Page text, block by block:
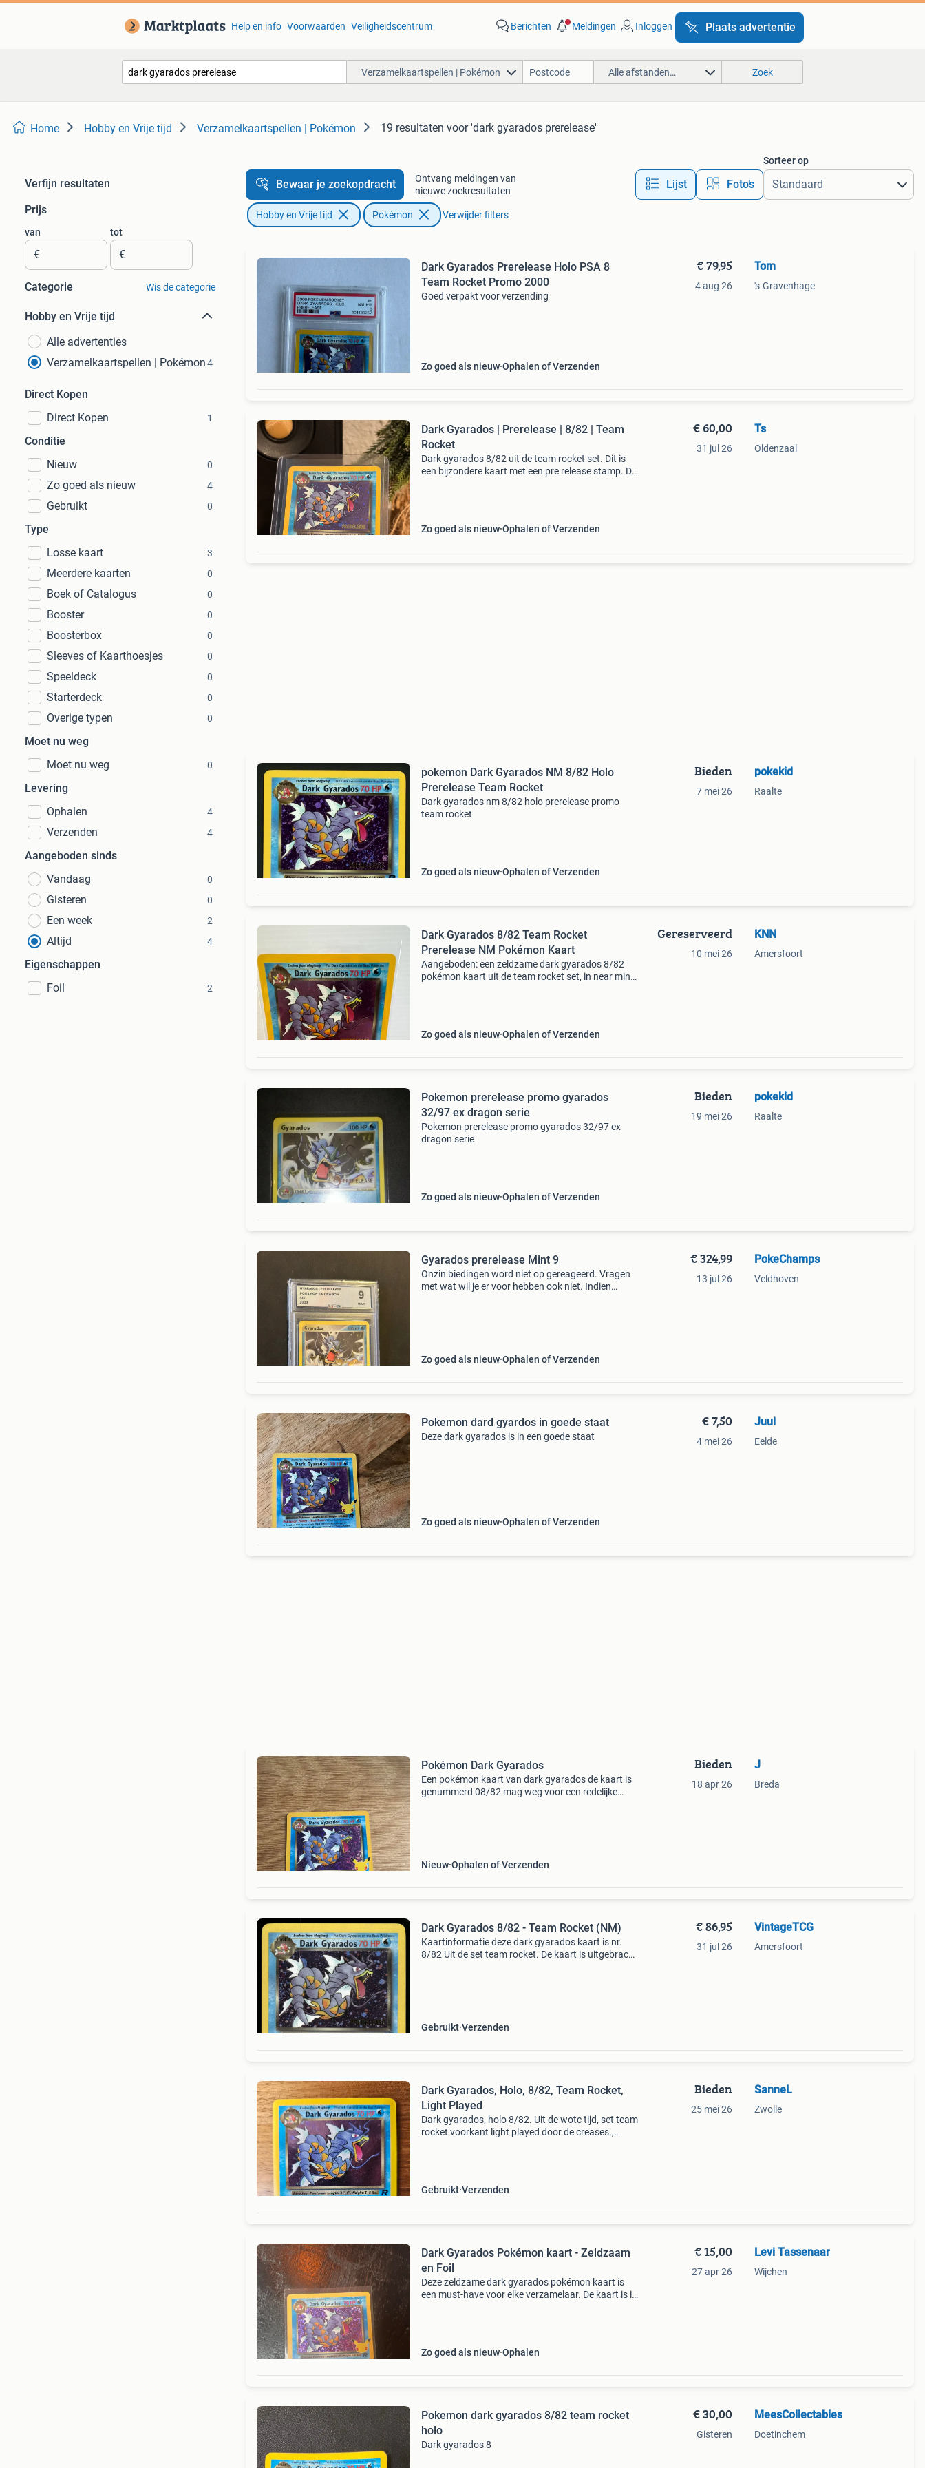
Help en info Voorwaarden Veiligheidscentrum Berichten Meldingen Inloggen Plaats advertentie
Verzamelkaartspellen | Pokémon Alle afstanden… Zoek
Home Hobby en Vrije tijd Verzamelkaartspellen | Pokémon 19 resultaten voor 'dark gyarados prerelease'
Verfijn resultaten
Prijs
van
€
tot
€
Categorie Wis de categorie
Hobby en Vrije tijd
Alle advertenties
Verzamelkaartspellen | Pokémon4
Direct Kopen
Direct Kopen
1
Conditie
Nieuw
0
Zo goed als nieuw 4
Gebruikt 0
Type
Losse kaart
3
Meerdere kaarten 0
Boek of Catalogus 0
Booster 0
Boosterbox 0
Sleeves of Kaarthoesjes 0
Speeldeck 0
Starterdeck 0
Overige typen 0
Moet nu weg
Moet nu weg
0
Levering
Ophalen
4
Verzenden 4
Aangeboden sinds
Vandaag
0
Gisteren 0
Een week 2
Altijd 4
Eigenschappen
Foil
2
Bewaar je zoekopdracht
Ontvang meldingen van
nieuwe zoekresultaten
Lijst Foto’s
Sorteer op
Hobby en Vrije tijd Pokémon Verwijder filters
Dark Gyarados Prerelease Holo PSA 8
Team Rocket Promo 2000
Goed verpakt voor verzending
Zo goed als nieuw Ophalen of Verzenden
€ 79,95
4 aug 26
Tom
's-Gravenhage
Dark Gyarados | Prerelease | 8/82 | Team
Rocket
Dark gyarados 8/82 uit de team rocket set. Dit is
een bijzondere kaart met een pre release stamp. De
Zo goed als nieuw Ophalen of Verzenden
€ 60,00
31 jul 26
Ts
Oldenzaal
pokemon Dark Gyarados NM 8/82 Holo
Prerelease Team Rocket
Dark gyarados nm 8/82 holo prerelease promo
team rocket
Zo goed als nieuw Ophalen of Verzenden
Bieden
7 mei 26
pokekid
Raalte
Dark Gyarados 8/82 Team Rocket
Prerelease NM Pokémon Kaart
Aangeboden: een zeldzame dark gyarados 8/82
pokémon kaart uit de team rocket set, in near mint
Zo goed als nieuw Ophalen of Verzenden
Gereserveerd
10 mei 26
KNN
Amersfoort
Pokemon prerelease promo gyarados
32/97 ex dragon serie
Pokemon prerelease promo gyarados 32/97 ex
dragon serie
Zo goed als nieuw Ophalen of Verzenden
Bieden
19 mei 26
pokekid
Raalte
Gyarados prerelease Mint 9
Onzin biedingen word niet op gereageerd. Vragen
met wat wil je er voor hebben ook niet. Indien
Zo goed als nieuw Ophalen of Verzenden
€ 324,99
13 jul 26
PokeChamps
Veldhoven
Pokemon dard gyardos in goede staat
Deze dark gyarados is in een goede staat
Zo goed als nieuw Ophalen of Verzenden
€ 7,50
4 mei 26
Juul
Eelde
Pokémon Dark Gyarados
Een pokémon kaart van dark gyarados de kaart is
genummerd 08/82 mag weg voor een redelijke
Nieuw Ophalen of Verzenden
Bieden
18 apr 26
J
Breda
Dark Gyarados 8/82 - Team Rocket (NM)
Kaartinformatie deze dark gyarados kaart is nr.
8/82 Uit de set team rocket. De kaart is uitgebracht
Gebruikt Verzenden
€ 86,95
31 jul 26
VintageTCG
Amersfoort
Dark Gyarados, Holo, 8/82, Team Rocket,
Light Played
Dark gyarados, holo 8/82. Uit de wotc tijd, set team
rocket voorkant light played door de creases.,
Gebruikt Verzenden
Bieden
25 mei 26
SanneL
Zwolle
Dark Gyarados Pokémon kaart - Zeldzaam
en Foil
Deze zeldzame dark gyarados pokémon kaart is
een must-have voor elke verzamelaar. De kaart is in
Zo goed als nieuw Ophalen
€ 15,00
27 apr 26
Levi Tassenaar
Wijchen
Pokemon dark gyarados 8/82 team rocket
holo
Dark gyarados 8
€ 30,00
Gisteren
MeesCollectables
Doetinchem